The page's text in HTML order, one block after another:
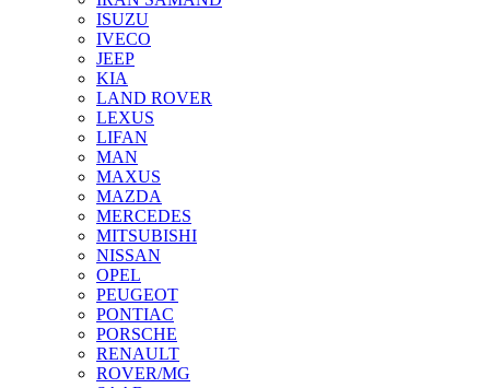
ISUZU
IVECO
JEEP
KIA
LAND ROVER
LEXUS
LIFAN
MAN
MAXUS
MAZDA
MERCEDES
MITSUBISHI
NISSAN
OPEL
PEUGEOT
PONTIAC
PORSCHE
RENAULT
ROVER/MG